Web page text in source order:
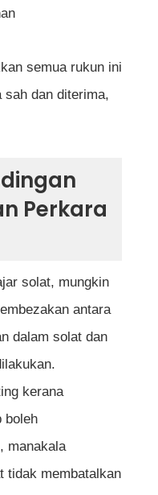
semua rukun ini
sah dan diterima,
Perkara
solat, mungkin
antara
dalam solat dan
kerana
boleh
manakala
tidak membatalkan